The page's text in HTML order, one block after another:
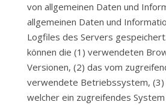
von allgemeinen Daten und
allgemeinen Daten und
Logfiles des Servers
können die (1) verwendeten
Versionen, (2) das vom
verwendete Betriebssystem,
welcher ein zugreifendes